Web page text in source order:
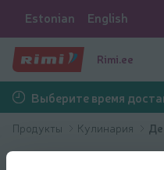
Estonian English
Rimi.ee
Выберите время
Продукты Kулинария